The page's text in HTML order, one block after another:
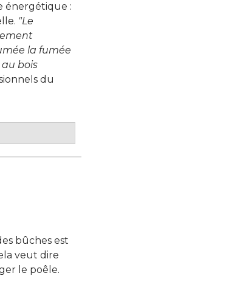
énergétique :
"Le
la fumée
bois
du
bûches est
veut dire
le poêle.